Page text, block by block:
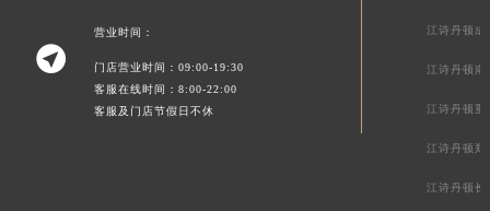

营业时间：
门店营业时间：09:00-19:30
客服在线时间：8:00-22:00
客服及门店节假日不休
江诗丹顿成
江诗丹顿南
江诗丹顿重
江诗丹顿郑
江诗丹顿长